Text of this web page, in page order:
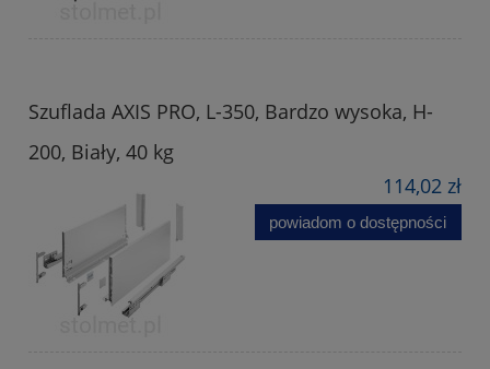
Szuflada AXIS PRO, L-350, Bardzo wysoka, H-
200, Biały, 40 kg
114,02 zł
powiadom o dostępności